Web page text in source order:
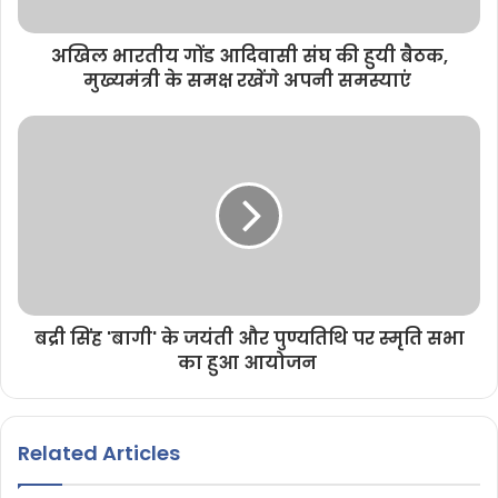
अखिल भारतीय गोंड आदिवासी संघ की हुयी बैठक,
मुख्यमंत्री के समक्ष रखेंगे अपनी समस्याएं
बद्री सिंह 'बागी' के जयंती और पुण्यतिथि पर स्मृति सभा
का हुआ आयोजन
Related Articles